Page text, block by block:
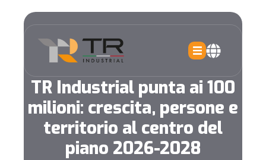
TR Industrial punta ai 100
milioni: crescita, persone e
territorio al centro del
piano 2026-2028